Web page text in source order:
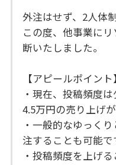
外注はせず、2人体
この度、他事業に
断いたしました。
【アピールポイント】
・現在、投稿頻度
4.5万円の売り上げが
・一般的なゆっく
注することも可能で
・投稿頻度を上げ